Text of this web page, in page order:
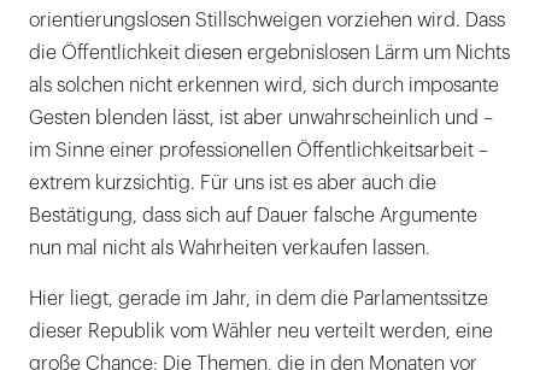
orientierungslosen Stillschweigen vorziehen wird. Dass
die Öffentlichkeit diesen ergebnislosen Lärm um Nichts
als solchen nicht erkennen wird, sich durch imposante
Gesten blenden lässt, ist aber unwahrscheinlich und –
im Sinne einer professionellen Öffentlichkeitsarbeit –
extrem kurzsichtig. Für uns ist es aber auch die
Bestätigung, dass sich auf Dauer falsche Argumente
nun mal nicht als Wahrheiten verkaufen lassen.
Hier liegt, gerade im Jahr, in dem die Parlamentssitze
dieser Republik vom Wähler neu verteilt werden, eine
große Chance: Die Themen, die in den Monaten vor